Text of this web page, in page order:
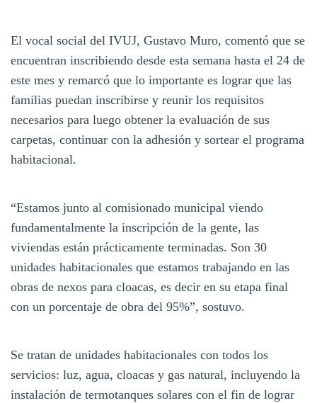
El vocal social del IVUJ, Gustavo Muro, comentó que se
encuentran inscribiendo desde esta semana hasta el 24 de
este mes y remarcó que lo importante es lograr que las
familias puedan inscribirse y reunir los requisitos
necesarios para luego obtener la evaluación de sus
carpetas, continuar con la adhesión y sortear el programa
habitacional.
“Estamos junto al comisionado municipal viendo
fundamentalmente la inscripción de la gente, las
viviendas están prácticamente terminadas. Son 30
unidades habitacionales que estamos trabajando en las
obras de nexos para cloacas, es decir en su etapa final
con un porcentaje de obra del 95%”, sostuvo.
Se tratan de unidades habitacionales con todos los
servicios: luz, agua, cloacas y gas natural, incluyendo la
instalación de termotanques solares con el fin de lograr